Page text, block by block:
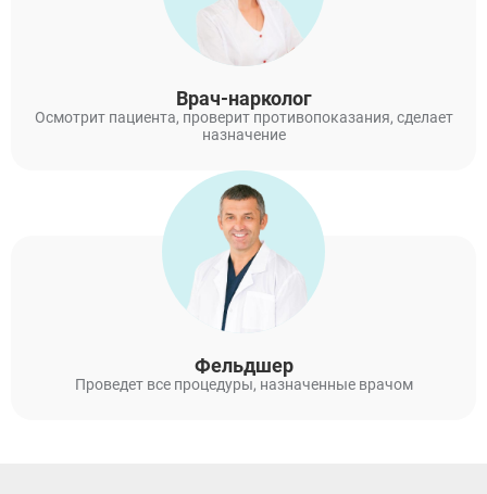
Врач-нарколог
Осмотрит пациента, проверит противопоказания, сделает
назначение
Фельдшер
Проведет все процедуры, назначенные врачом